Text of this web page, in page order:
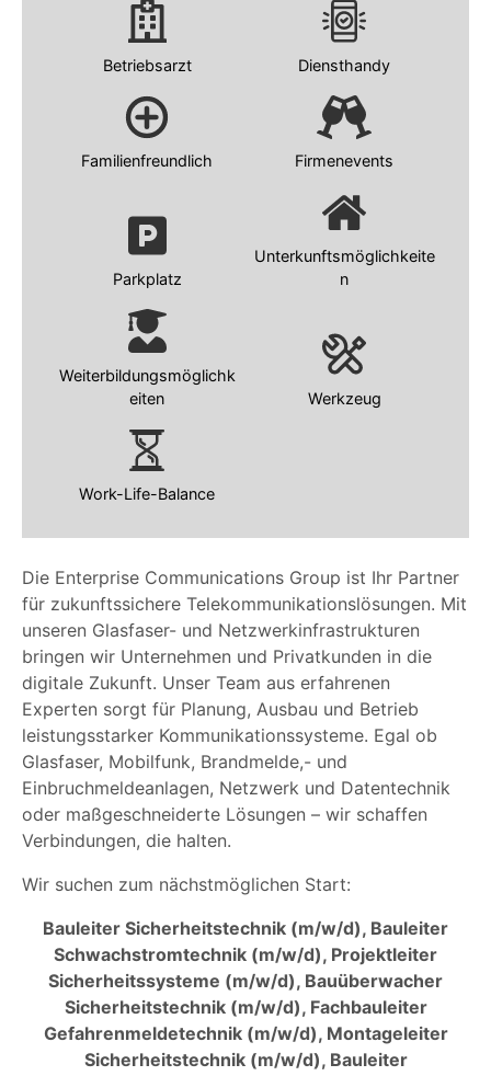
Die Enterprise Communications Group ist Ihr Partner
für zukunftssichere Telekommunikationslösungen. Mit
unseren Glasfaser- und Netzwerkinfrastrukturen
bringen wir Unternehmen und Privatkunden in die
digitale Zukunft. Unser Team aus erfahrenen
Experten sorgt für Planung, Ausbau und Betrieb
leistungsstarker Kommunikationssysteme. Egal ob
Glasfaser, Mobilfunk, Brandmelde,- und
Einbruchmeldeanlagen, Netzwerk und Datentechnik
oder maßgeschneiderte Lösungen – wir schaffen
Verbindungen, die halten.
Wir suchen zum nächstmöglichen Start:
Bauleiter Sicherheitstechnik (m/w/d), Bauleiter
Schwachstromtechnik (m/w/d), Projektleiter
Sicherheitssysteme (m/w/d), Bauüberwacher
Sicherheitstechnik (m/w/d), Fachbauleiter
Gefahrenmeldetechnik (m/w/d), Montageleiter
Sicherheitstechnik (m/w/d), Bauleiter
Betriebsarzt Diensthandy
Familienfreundlich Firmenevents
Parkplatz
Unterkunftsmöglichkeite
n
Weiterbildungsmöglichk
eiten
Werkzeug
Work-Life-Balance